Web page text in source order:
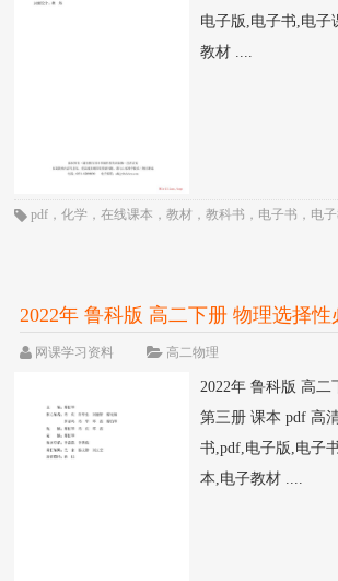
电子版,电子书,电子
教材 ....
pdf ，化学 ，在线课本 ，教材 ，教科书 ， 电子书 ， 电
2022年 鲁科版 高二下册 物理选择
本 pdf 高清
网课学习资料 高二物理
2022年 鲁科版 高
第三册 课本 pdf 高
书,pdf,电子版,电子
本,电子教材 ....